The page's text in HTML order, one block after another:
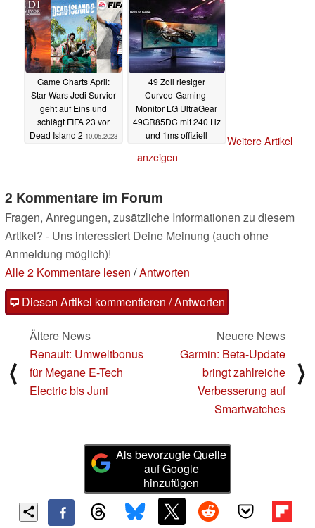
11.05.2023
Game Charts April:
Star Wars Jedi Survior
geht auf Eins und
schlägt FIFA 23 vor
Dead Island 2 10.05.2023
49 Zoll riesiger
Curved-Gaming-
Monitor LG UltraGear
49GR85DC mit 240 Hz
und 1ms offiziell
Weitere Artikel
anzeigen
2 Kommentare im Forum
Fragen, Anregungen, zusätzliche Informationen zu diesem
Artikel? - Uns interessiert Deine Meinung (auch ohne
Anmeldung möglich)!
Alle 2 Kommentare lesen /Antworten
Diesen Artikel kommentieren / Antworten
⟨
Ältere News
Renault: Umweltbonus
für Megane E-Tech
Electric bis Juni
Neuere News
Garmin: Beta-Update
bringt zahlreiche
Verbesserung auf
Smartwatches
⟩
Als bevorzugte Quelle
auf Google
hinzufügen